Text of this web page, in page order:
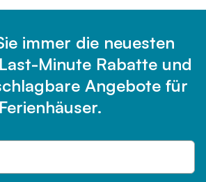
immer die neuesten
Minute Rabatte und
Angebote für
Ferienhäuser.